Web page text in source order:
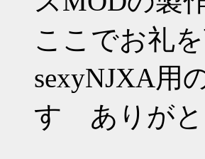
ここでお礼
sexyNJXA用
す ありがと